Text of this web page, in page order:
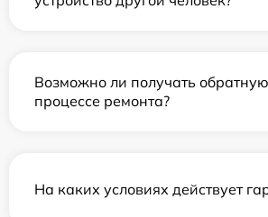
Возможно ли получать
процессе ремонта?
На каких условиях действует